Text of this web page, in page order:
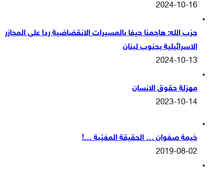
2024-10-16
حزب الله: هاجمنا حيفا بالمسيرات الانقضاضية ردا على المجازر
الاسرائيلية بجنوب لبنان
2024-10-13
مهزلة حقوق الانسان
2023-10-14
خيمة صفوان … الحقيقة المغيّبة …!
2019-08-02